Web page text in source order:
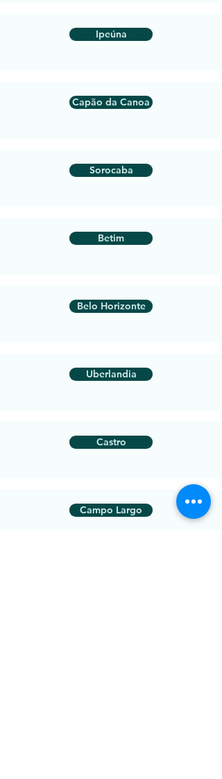
Ipeúna
Capão da Canoa
Sorocaba
Betim
Belo Horizonte
Uberlandia
Castro
Campo Largo